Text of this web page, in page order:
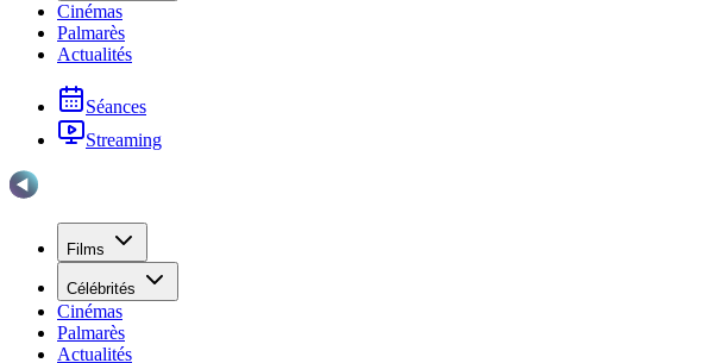
Cinémas
Palmarès
Actualités
Séances
Streaming
Films
Célébrités
Cinémas
Palmarès
Actualités